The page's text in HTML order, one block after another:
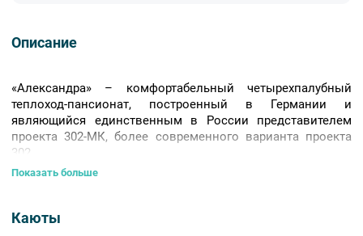
Описание
«Александра» – комфортабельный четырехпалубный
теплоход-пансионат, построенный в Германии и
являющийся единственным в России представителем
проекта 302-МК, более современного варианта проекта
302.
Пройдя полную модернизацию в 2020 году, теплоход
готов принять на борт до 192 пассажиров. Большинство
кают оборудованы собственными балконами.
Показать больше
Каюты